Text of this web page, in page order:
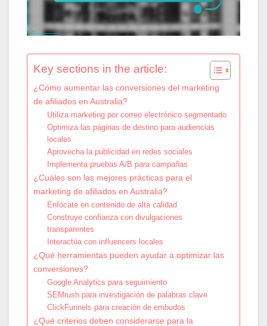
Key sections in the article:
¿Cómo aumentar las conversiones del marketing
de afiliados en Australia?
Utiliza marketing por correo electrónico segmentado
Optimiza las páginas de destino para audiencias
locales
Aprovecha la publicidad en redes sociales
Implementa pruebas A/B para campañas
¿Cuáles son las mejores prácticas para el
marketing de afiliados en Australia?
Enfócate en contenido de alta calidad
Construye confianza con divulgaciones
transparentes
Interactúa con influencers locales
¿Qué herramientas pueden ayudar a optimizar las
conversiones?
Google Analytics para seguimiento
SEMrush para investigación de palabras clave
ClickFunnels para creación de embudos
¿Qué criterios deben considerarse para la